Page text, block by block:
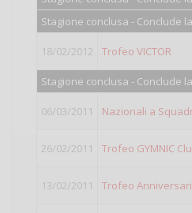
Stagione conclusa - Conclude
18/02/2012 Trofeo VICTOR
Stagione conclusa - Conclude
06/03/2011 Nazionali a
26/02/2011 Trofeo GYMNIC
13/02/2011 Trofeo